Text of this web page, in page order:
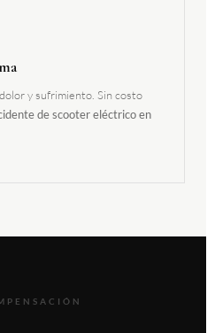
y sufrimiento. Sin costo
de scooter eléctrico en